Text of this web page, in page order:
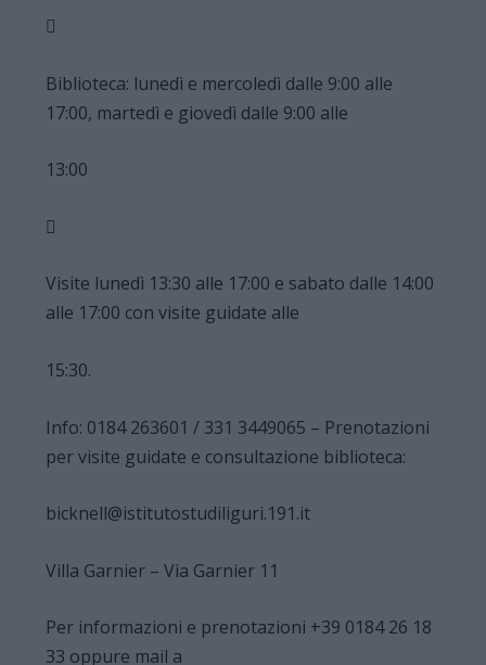

Biblioteca: lunedì e mercoledì dalle 9:00 alle
17:00, martedì e giovedì dalle 9:00 alle
13:00

Visite lunedì 13:30 alle 17:00 e sabato dalle 14:00
alle 17:00 con visite guidate alle
15:30.
Info: 0184 263601 / 331 3449065 – Prenotazioni
per visite guidate e consultazione biblioteca:
bicknell@istitutostudiliguri.191.it
Villa Garnier – Via Garnier 11
Per informazioni e prenotazioni +39 0184 26 18
33 oppure mail a